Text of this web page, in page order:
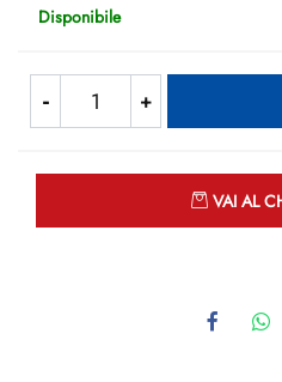
Disponibile
VAI AL